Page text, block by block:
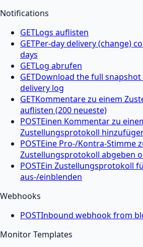
Notifications
GETLogs auflisten
GETPer-day delivery (change)
days
GETLog abrufen
GETDownload the full
delivery log
GETKommentare zu einem
auflisten (200 neueste)
POSTEinen Kommentar zu
Zustellungsprotokoll
POSTEine Pro-/Kontra-Stimme
Zustellungsprotokoll abgeben
POSTEin Zustellungsprotokoll
aus-/einblenden
Webhooks
POSTInbound webhook from
Monitor Templates